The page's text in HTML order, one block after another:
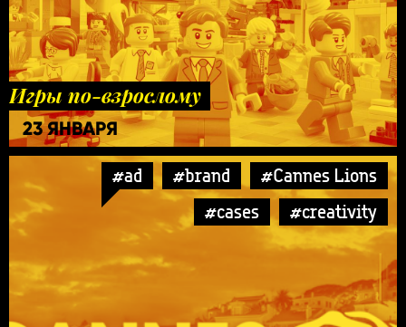
Игры по-взрослому
23 ЯНВАРЯ
#ad #brand
#Cannes Lions
#cases
#creativity